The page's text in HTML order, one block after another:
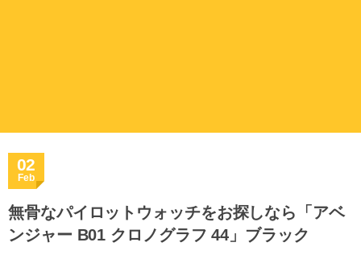
02
Feb
無骨なパイロットウォッチをお探しなら「アベ
ンジャー B01 クロノグラフ 44」ブラック